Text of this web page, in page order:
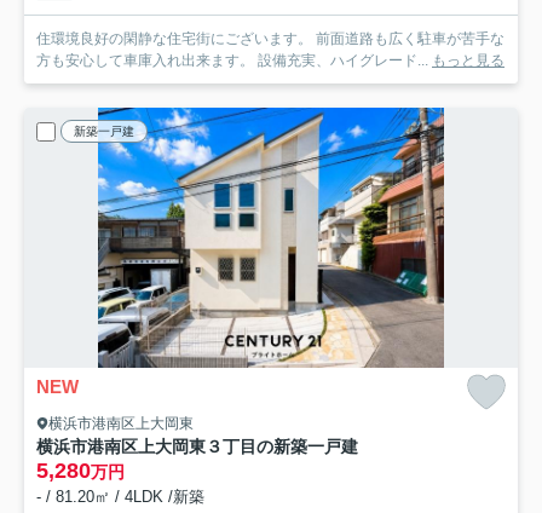
住環境良好の閑静な住宅街にございます。 前面道路も広く駐車が苦手な
方も安心して車庫入れ出来ます。 設備充実、ハイグレード... もっと見る
新築一戸建
NEW
横浜市港南区上大岡東
横浜市港南区上大岡東３丁目の新築一戸建
5,280万円
- / 81.20㎡ / 4LDK /新築